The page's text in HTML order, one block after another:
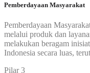
Pemberdayaan Masyarakat
Pemberdayaan
melalui produk dan
melakukan beragam
Indonesia secara luas,
Pilar 3